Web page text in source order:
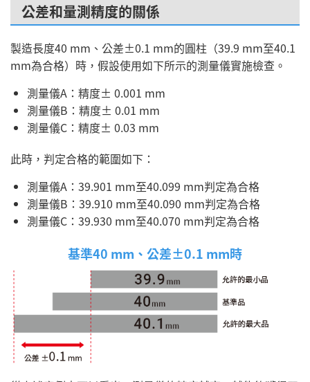
公差和量測精度的關係
製造長度40 mm、公差±0.1 mm的圓柱（39.9 mm至40.1
mm為合格）時，假設使用如下所示的測量儀實施檢查。
測量儀A：精度± 0.001 mm
測量儀B：精度± 0.01 mm
測量儀C：精度± 0.03 mm
此時，判定合格的範圍如下：
測量儀A：39.901 mm至40.099 mm判定為合格
測量儀B：39.910 mm至40.090 mm判定為合格
測量儀C：39.930 mm至40.070 mm判定為合格
基準40 mm、公差±0.1 mm時